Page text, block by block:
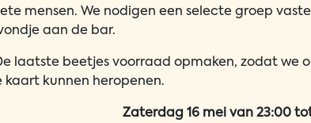
mensen. We nodigen een selecte groep
aan de bar.
laatste beetjes voorraad opmaken, zodat we
kaart kunnen heropenen.
Zaterdag 16 mei van 23:00